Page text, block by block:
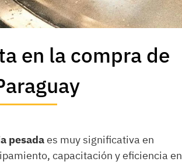
en la compra de
pesadaes muy significativa en
capacitación y eficiencia en